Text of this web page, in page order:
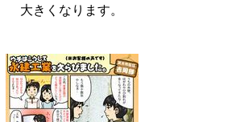
大きくなります。